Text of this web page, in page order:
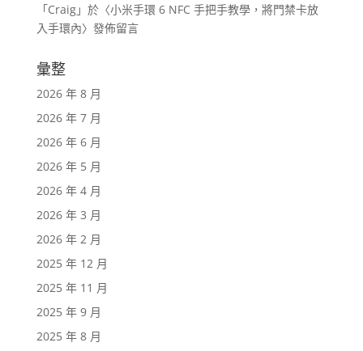
「Craig」於〈小米手環 6 NFC 手把手教學，將門禁卡放
入手環內〉發佈留言
彙整
2026 年 8 月
2026 年 7 月
2026 年 6 月
2026 年 5 月
2026 年 4 月
2026 年 3 月
2026 年 2 月
2025 年 12 月
2025 年 11 月
2025 年 9 月
2025 年 8 月